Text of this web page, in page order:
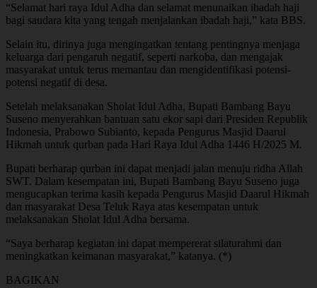
“Selamat hari raya Idul Adha dan selamat menunaikan ibadah haji
bagi saudara kita yang tengah menjalankan ibadah haji,” kata BBS.
Selain itu, dirinya juga mengingatkan tentang pentingnya menjaga
keluarga dari pengaruh negatif, seperti narkoba, dan mengajak
masyarakat untuk terus memantau dan mengidentifikasi potensi-
potensi negatif di desa.
Setelah melaksanakan Sholat Idul Adha, Bupati Bambang Bayu
Suseno menyerahkan bantuan satu ekor sapi dari Presiden Republik
Indonesia, Prabowo Subianto, kepada Pengurus Masjid Daarul
Hikmah untuk qurban pada Hari Raya Idul Adha 1446 H/2025 M.
Bupati berharap qurban ini dapat menjadi jalan menuju ridha Allah
SWT. Dalam kesempatan ini, Bupati Bambang Bayu Suseno juga
mengucapkan terima kasih kepada Pengurus Masjid Daarul Hikmah
dan masyarakat Desa Teluk Raya atas kesempatan untuk
melaksanakan Sholat Idul Adha bersama.
“Saya berharap kegiatan ini dapat mempererat silaturahmi dan
meningkatkan keimanan masyarakat,” katanya. (*)
BAGIKAN